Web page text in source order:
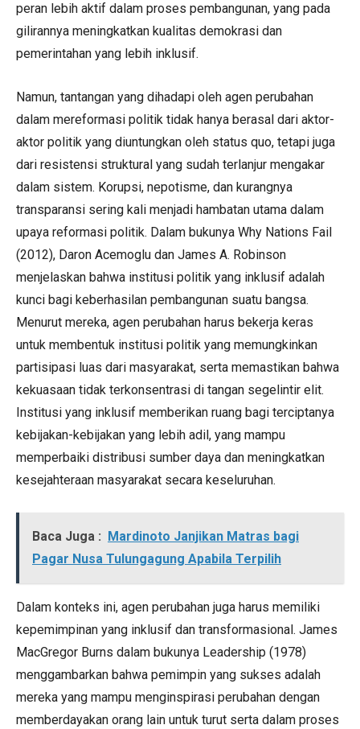
peran lebih aktif dalam proses pembangunan, yang pada
gilirannya meningkatkan kualitas demokrasi dan
pemerintahan yang lebih inklusif.
Namun, tantangan yang dihadapi oleh agen perubahan
dalam mereformasi politik tidak hanya berasal dari aktor-
aktor politik yang diuntungkan oleh status quo, tetapi juga
dari resistensi struktural yang sudah terlanjur mengakar
dalam sistem. Korupsi, nepotisme, dan kurangnya
transparansi sering kali menjadi hambatan utama dalam
upaya reformasi politik. Dalam bukunya Why Nations Fail
(2012), Daron Acemoglu dan James A. Robinson
menjelaskan bahwa institusi politik yang inklusif adalah
kunci bagi keberhasilan pembangunan suatu bangsa.
Menurut mereka, agen perubahan harus bekerja keras
untuk membentuk institusi politik yang memungkinkan
partisipasi luas dari masyarakat, serta memastikan bahwa
kekuasaan tidak terkonsentrasi di tangan segelintir elit.
Institusi yang inklusif memberikan ruang bagi terciptanya
kebijakan-kebijakan yang lebih adil, yang mampu
memperbaiki distribusi sumber daya dan meningkatkan
kesejahteraan masyarakat secara keseluruhan.
Baca Juga : Mardinoto Janjikan Matras bagi
Pagar Nusa Tulungagung Apabila Terpilih
Dalam konteks ini, agen perubahan juga harus memiliki
kepemimpinan yang inklusif dan transformasional. James
MacGregor Burns dalam bukunya Leadership (1978)
menggambarkan bahwa pemimpin yang sukses adalah
mereka yang mampu menginspirasi perubahan dengan
memberdayakan orang lain untuk turut serta dalam proses